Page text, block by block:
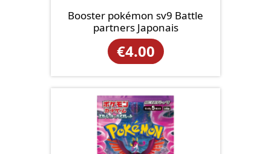
Booster pokémon sv9 Battle
partners Japonais
€4.00